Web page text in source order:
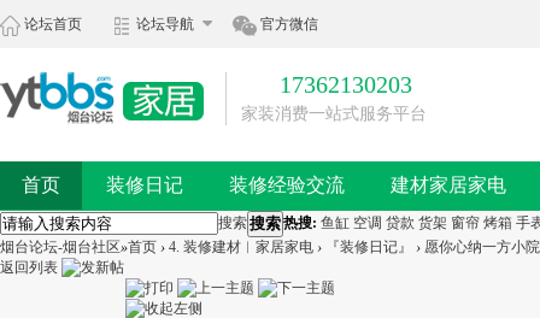
论坛首页 论坛导航 官方微信
17362130203
家装消费一站式服务平台
首页 装修日记 装修经验交流 建材家居家电
搜索搜索热搜: 鱼缸 空调 贷款 货架 窗帘 烤箱 手
烟台论坛-烟台社区»首页 › 4. 装修建材︱家居家电 › 『装修日记』 › 愿你心纳一方小
返回列表